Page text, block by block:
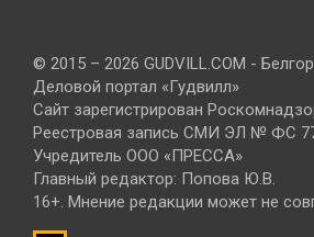
© 2015 – 2026 GUDVILL.COM -
Деловой портал «Гудвилл»
Сайт зарегистрирован
Реестровая запись СМИ ЭЛ № ФС
Учредитель ООО «ПРЕССА»
Главный редактор: Попова Ю.В.
16+. Мнение редакции может не